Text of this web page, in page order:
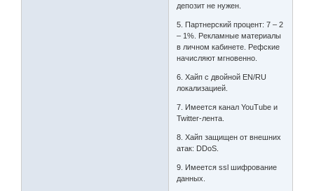
депозит не нужен.
5. Партнерский процент: 7 – 2
– 1%. Рекламные материалы
в личном кабинете. Рефские
начисляют мгновенно.
6. Хайп с двойной EN/RU
локализацией.
7. Имеется канал YouTube и
Twitter-лента.
8. Хайп защищен от внешних
атак: DDoS.
9. Имеется ssl шифрование
данных.